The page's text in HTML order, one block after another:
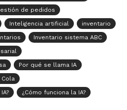
de pedidos
Inteligencia artificial
inventario
Inventario sistema ABC
Por qué se llama IA
¿Cómo funciona la IA?